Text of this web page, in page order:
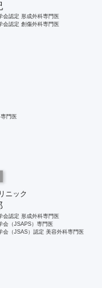
会認定 形成外科専門医
会認定 創傷外科専門医
門医
ニック
会認定 形成外科専門医
会（JSAPS）専門医
会（JSAS）認定 美容外科専門医